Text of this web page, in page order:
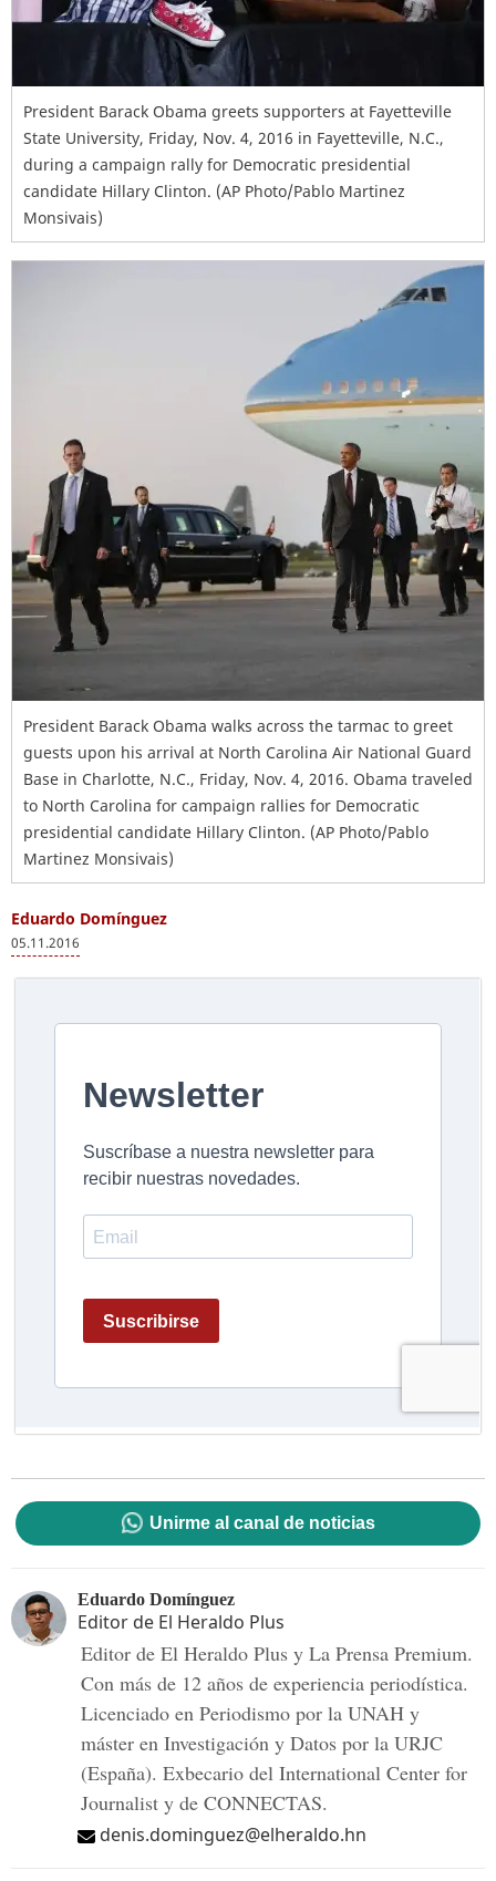
President Barack Obama greets supporters at Fayetteville
State University, Friday, Nov. 4, 2016 in Fayetteville, N.C.,
during a campaign rally for Democratic presidential
candidate Hillary Clinton. (AP Photo/Pablo Martinez
Monsivais)
President Barack Obama walks across the tarmac to greet
guests upon his arrival at North Carolina Air National Guard
Base in Charlotte, N.C., Friday, Nov. 4, 2016. Obama traveled
to North Carolina for campaign rallies for Democratic
presidential candidate Hillary Clinton. (AP Photo/Pablo
Martinez Monsivais)
Eduardo Domínguez
05.11.2016
Unirme al canal de noticias
Eduardo Domínguez
Editor de El Heraldo Plus
Editor de El Heraldo Plus y La Prensa Premium.
Con más de 12 años de experiencia periodística.
Licenciado en Periodismo por la UNAH y
máster en Investigación y Datos por la URJC
(España). Exbecario del International Center for
Journalist y de CONNECTAS.
denis.dominguez@elheraldo.hn